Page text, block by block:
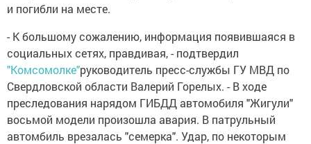
и погибли на месте.
- К большому сожалению, информация появившаяся в
социальных сетях, правдивая, - подтвердил
"Комсомолке"руководитель пресс-службы ГУ МВД по
Свердловской области Валерий Горелых. - В ходе
преследования нарядом ГИБДД автомобиля "Жигули"
восьмой модели произошла авария. В патрульный
автомбиль врезалась "семерка". Удар, по некоторым